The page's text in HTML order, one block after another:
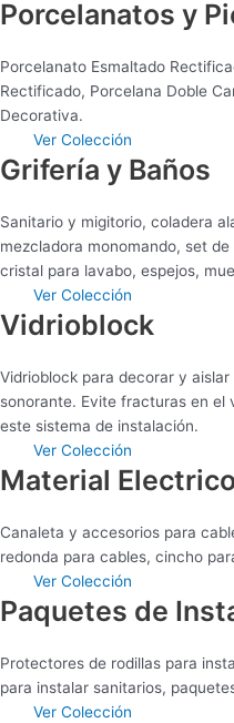
Porcelanatos y
Porcelanato Esmaltado
Rectificado, Porcelana Doble
Decorativa.
Ver Colección
Grifería y Baños
Sanitario y migitorio, coladera
mezcladora monomando, set
cristal para lavabo, espejos,
Ver Colección
Vidrioblock
Vidrioblock para decorar y
sonorante. Evite fracturas en el
este sistema de instalación.
Ver Colección
Material Electrico
Canaleta y accesorios para
redonda para cables, cincho
Ver Colección
Paquetes de
Protectores de rodillas para
para instalar sanitarios,
Ver Colección